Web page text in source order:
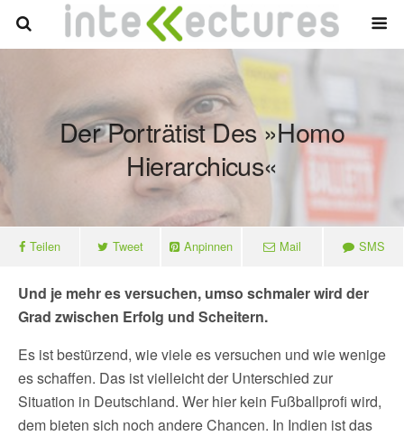
Der Porträtist Des »Homo
Hierarchicus«
Teilen Tweet Anpinnen Mail SMS
Und je mehr es versuchen, umso schmaler wird der
Grad zwischen Erfolg und Scheitern.
Es ist bestürzend, wie viele es versuchen und wie wenige
es schaffen. Das ist vielleicht der Unterschied zur
Situation in Deutschland. Wer hier kein Fußballprofi wird,
dem bieten sich noch andere Chancen. In Indien ist das